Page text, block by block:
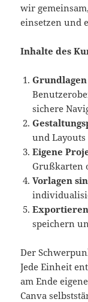
wir
einsetzen und
Inhalte des
sichere
und
Eigene
Grußkarten
Vorlagen
speichern
Der
Jede Einheit
am Ende
Canva